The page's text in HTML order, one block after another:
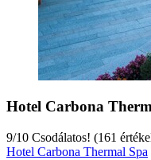
Hotel Carbona
9/10 Csodálatos! (161
Hotel Carbona Thermal Spa